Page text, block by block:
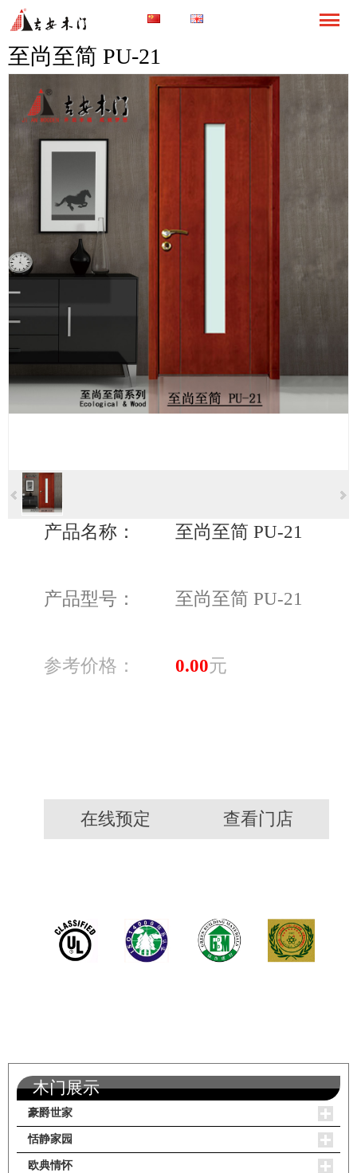
至尚至简 PU-21
产品名称： 至尚至简 PU-21
产品型号： 至尚至简 PU-21
参考价格： 0.00元
在线预定 查看门店
木门展示
豪爵世家
恬静家园
欧典情怀